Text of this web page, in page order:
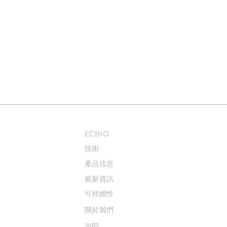
ECBIO
技術
產品信息
最新資訊
可持續性
關於我們